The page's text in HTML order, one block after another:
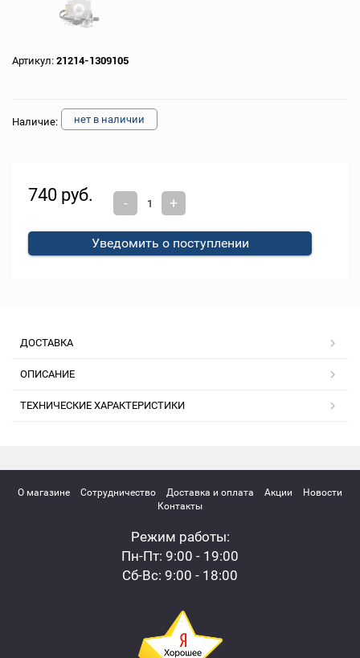
Артикул: 21214-1309105
Наличие: нет в наличии
740 руб. - +
Уведомить о поступлении
ДОСТАВКА
ОПИСАНИЕ
ТЕХНИЧЕСКИЕ ХАРАКТЕРИСТИКИ
О магазине Сотрудничество Доставка и оплата Акции
Новости
Контакты
Режим работы:
Пн-Пт: 9:00 - 19:00
Сб-Вс: 9:00 - 18:00